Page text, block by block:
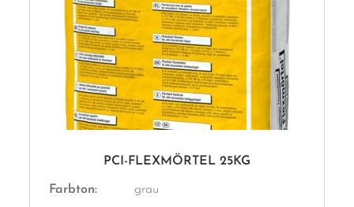
PCI-FLEXMÖRTEL 25KG
Farbton: grau